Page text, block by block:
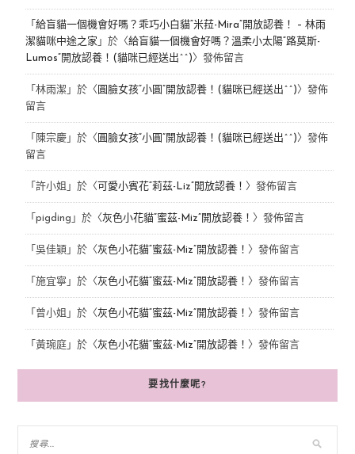
「 給盲貓一個機會好嗎？乖巧小白貓“米菈-Mira”開放認養！ – 林雨
潔貓咪中途之家 」於〈給盲貓一個機會好嗎？溫柔小太陽“路莫斯-
Lumos”開放認養！(貓咪已經送出^^)〉發佈留言
「 林雨潔 」於〈 圓臉女孩“小圓”開放認養！(貓咪已經送出^^)〉發佈
留言
「 陳宗慶」於〈 圓臉女孩“小圓”開放認養！(貓咪已經送出^^)〉發佈
留言
「 許小姐 」於〈 可愛小賓花“莉茲-Liz”開放認養！ 〉發佈留言
「 pigding 」於〈灰色小花貓“蜜茲-Miz”開放認養！ 〉發佈留言
「 吳佳穎 」於〈灰色小花貓“蜜茲-Miz”開放認養！ 〉發佈留言
「 施宜寧 」於〈灰色小花貓“蜜茲-Miz”開放認養！ 〉發佈留言
「 曾小姐 」於〈灰色小花貓“蜜茲-Miz”開放認養！ 〉發佈留言
「 黃琬庭」於〈灰色小花貓“蜜茲-Miz”開放認養！ 〉發佈留言
要找什麼呢?